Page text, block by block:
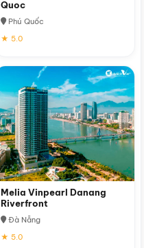
Quoc
Phú Quốc
★ 5.0
Melia Vinpearl Danang
Riverfront
Đà Nẵng
★ 5.0